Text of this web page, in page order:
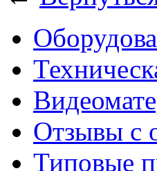
Отзывы с
Типовые